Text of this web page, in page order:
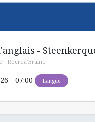
-
: Récréa'Braine
- 07:00 Langue